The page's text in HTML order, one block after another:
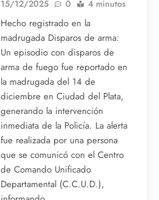
15/12/2025
0 4 minutos
Hecho registrado en la
madrugada Disparos de arma:
Un episodio con disparos de
arma de fuego fue reportado en
la madrugada del 14 de
diciembre en Ciudad del Plata,
generando la intervención
inmediata de la Policía. La alerta
fue realizada por una persona
que se comunicó con el Centro
de Comando Unificado
Departamental (C.C.U.D.),